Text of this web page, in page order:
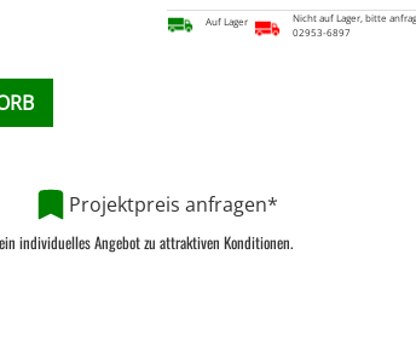
Auf Lager
Nicht auf Lager, bitte
02953-6897
Projektpreis anfragen*
individuelles Angebot zu attraktiven Konditionen.